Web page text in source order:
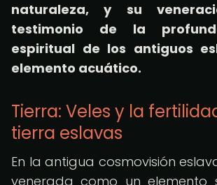
naturaleza, y su
testimonio de la
espiritual de los antiguos
elemento acuático.
Tierra: Veles y la
tierra eslavas
En la antigua cosmovisión
venerada como un elemento